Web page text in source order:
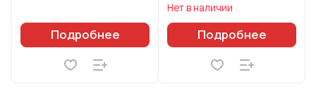
Подробнее
Нет в наличии
Подробнее